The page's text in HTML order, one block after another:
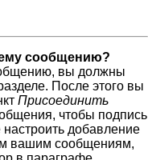
сообщению?
вы должны
После этого вы
Присоединить
чтобы подпись
добавление
вашим сообщениям,